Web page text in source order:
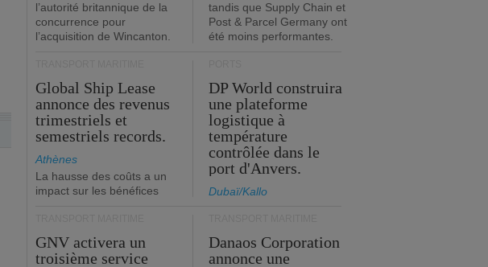
l’autorité britannique de la
concurrence pour
l’acquisition de Wincanton.
tandis que Supply Chain et
Post & Parcel Germany ont
été moins performantes.
Global Ship Lease
annonce des revenus
trimestriels et
semestriels records.
Athènes
La hausse des coûts a un
impact sur les bénéfices
DP World construira
une plateforme
logistique à
température
contrôlée dans le
port d'Anvers.
Dubaï/Kallo
GNV activera un
troisième service
Danaos Corporation
annonce une